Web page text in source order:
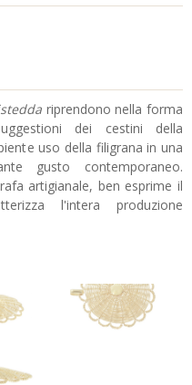
riprendono nella forma
dei cestini della
uso della filigrana in una
gusto contemporaneo.
artigianale, ben esprime il
l'intera produzione